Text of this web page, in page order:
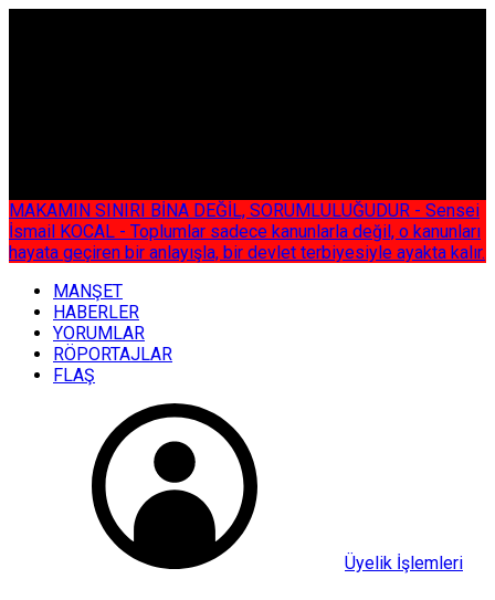
MAKAMIN SINIRI BİNA DEĞİL, SORUMLULUĞUDUR - Sensei
İsmail KOCAL - Toplumlar sadece kanunlarla değil, o kanunları
hayata geçiren bir anlayışla, bir devlet terbiyesiyle ayakta kalır.
MANŞET
HABERLER
YORUMLAR
RÖPORTAJLAR
FLAŞ
Üyelik İşlemleri